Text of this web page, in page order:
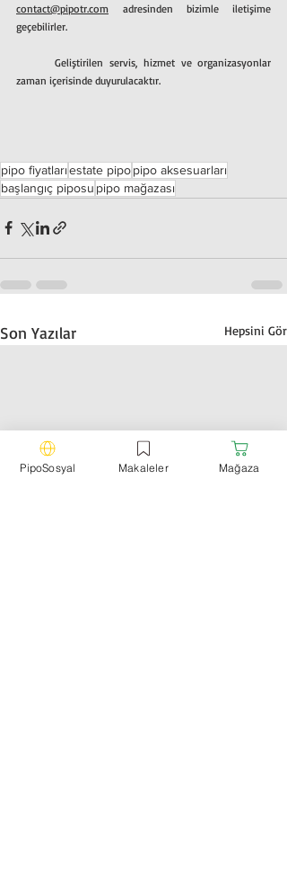
contact@pipotr.com adresinden bizimle iletişime
geçebilirler.
	Geliştirilen servis, hizmet ve organizasyonlar
zaman içerisinde duyurulacaktır.
pipo fiyatlarıestate pipopipo aksesuarları
başlangıç piposu pipo mağazası
Son Yazılar Hepsini Gör
PipoSosyal Makaleler Mağaza